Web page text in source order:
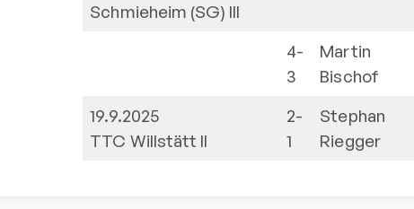
Schmieheim (SG) III
4-
3
Martin
Bischof
19.9.2025
TTC Willstätt II
2-
1
Stephan
Riegger